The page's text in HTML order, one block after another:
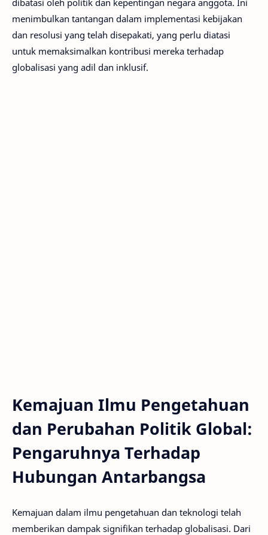
dibatasi oleh politik dan kepentingan negara anggota. Ini
menimbulkan tantangan dalam implementasi kebijakan
dan resolusi yang telah disepakati, yang perlu diatasi
untuk memaksimalkan kontribusi mereka terhadap
globalisasi yang adil dan inklusif.
Kemajuan Ilmu Pengetahuan
dan Perubahan Politik Global:
Pengaruhnya Terhadap
Hubungan Antarbangsa
Kemajuan dalam ilmu pengetahuan dan teknologi telah
memberikan dampak signifikan terhadap globalisasi. Dari